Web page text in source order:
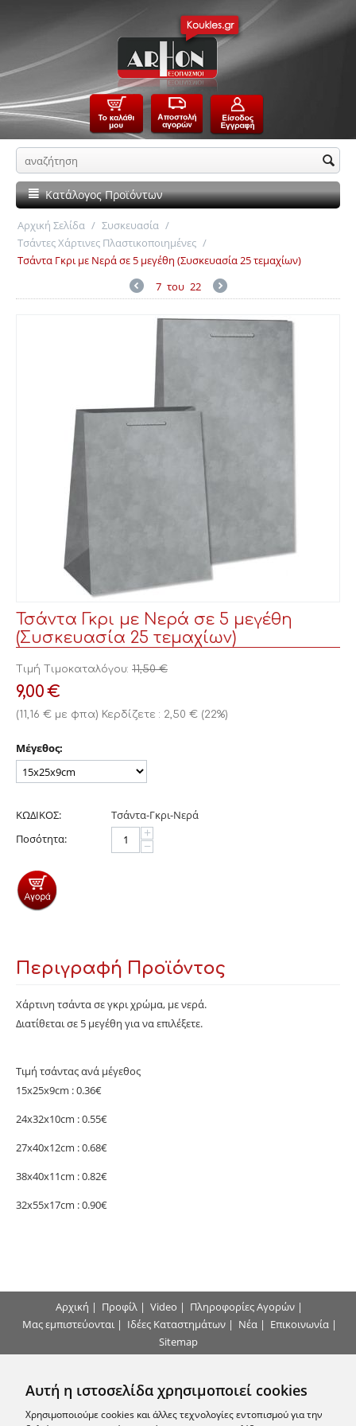
Αυτή η ιστοσελίδα χρησιμοποιεί cookies
Χρησιμοποιούμε cookies και άλλες τεχνολογίες εντοπισμού για την
Κατάλογος Προϊόντων
Αρχική Σελίδα / Συσκευασία /
Τσάντες Χάρτινες Πλαστικοποιημένες /
Τσάντα Γκρι με Νερά σε 5 μεγέθη (Συσκευασία 25 τεμαχίων)
7 του 22
Τσάντα Γκρι με Νερά σε 5 μεγέθη
(Συσκευασία 25 τεμαχίων)
Τιμή Τιμοκαταλόγου: 11,50 €
9,00€
(11,16 € με φπα) Κερδίζετε : 2,50 € (22%)
Μέγεθος:
ΚΩΔΙΚΟΣ:
Τσάντα-Γκρι-Νερά
Ποσότητα:
+
−
Περιγραφή Προϊόντος
Χάρτινη τσάντα σε γκρι χρώμα, με νερά.
Διατίθεται σε 5 μεγέθη για να επιλέξετε.
Τιμή τσάντας ανά μέγεθος
15x25x9cm : 0.36€
24x32x10cm : 0.55€
27x40x12cm : 0.68€
38x40x11cm : 0.82€
32x55x17cm : 0.90€
Αρχική | Προφίλ | Video | Πληροφορίες Αγορών |
Μας εμπιστεύονται| Ιδέες Καταστημάτων| Νέα| Επικοινωνία|
Sitemap
Επικοινωνήστε μαζί μας